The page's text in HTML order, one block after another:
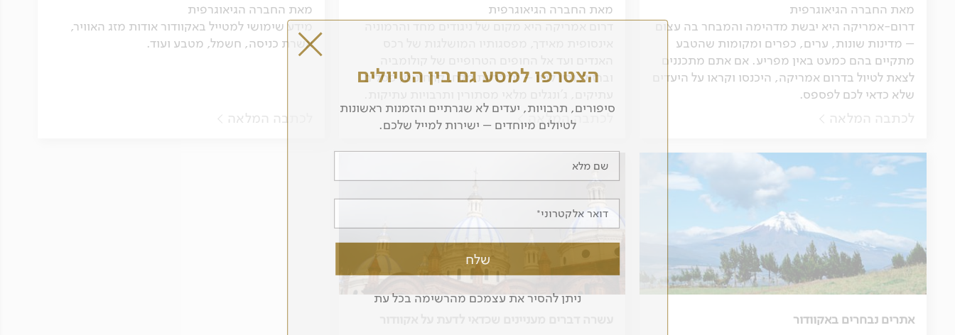
מאת החברה הגיאוגרפית
דרום-אמריקה היא יבשת מדהימה והמבחר בה עצום
– מדינות שונות, ערים, כפרים ומקומות שהטבע
מתקיים בהם כמעט באין מפריע. אם אתם מתכננים
לצאת לטיול בדרום אמריקה, היכנסו וקראו על היעדים
שלא כדאי לכם לפספס.
לכתבה המלאה
מאת החברה הגיאוגרפית
דרום אמריקה היא מקום של ניגודים מחד והרמוניה
וברזיל, ובין לבין – מדבריות מלח, קרחונים, פסלים
לכתבה המלאה
מאת החברה הגיאוגרפית
מידע שימושי למטייל באקוודור אודות מזג האוויר,
אשרת כניסה, חשמל, מטבע ועוד.
לכתבה המלאה
אתרים נבחרים באקוודור
הצטרפו למסע גם בין הטיולים
סיפורים, תרבויות, יעדים לא שגרתיים והזמנות ראשונות
לטיולים מיוחדים – ישירות למייל שלכם.
שם מלא
דואר אלקטרוני
ניתן להסיר את עצמכם מהרשימה בכל עת